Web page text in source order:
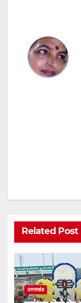
Related Post
उत्तराखंड